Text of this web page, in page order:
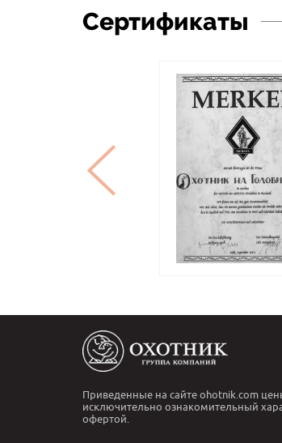
Сертификаты
Приведенные на сайте ohotnik.com
исключительно ознакомительный
офертой.